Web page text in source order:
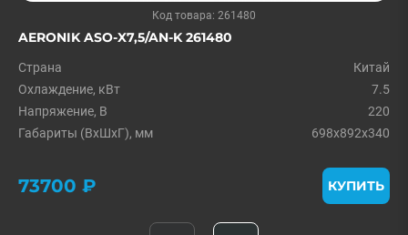
Код товара: 261480
AERONIK ASO-X7,5/AN-K 261480
Страна
Китай
Охлаждение, кВт
7.5
Напряжение, В
220
Габариты (ВхШхГ), мм
698x892x340
73700 ₽ КУПИТЬ